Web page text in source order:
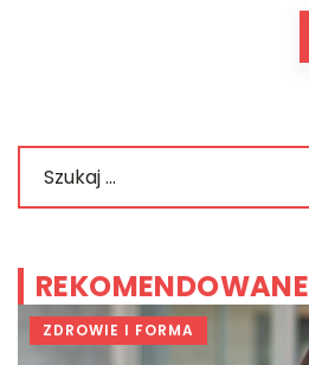
REKOMENDOWANE
ZDROWIE I FORMA